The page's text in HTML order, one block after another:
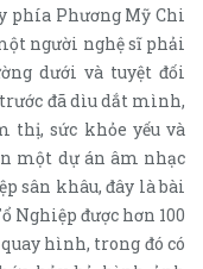
phía Phương Mỹ Chi
người nghệ sĩ phải
dưới và tuyệt đối
đã dìu dắt mình,
thị, sức khỏe yếu và
một dự án âm nhạc
sân khâu, đây là bài
Nghiệp được hơn 100
hình, trong đó có